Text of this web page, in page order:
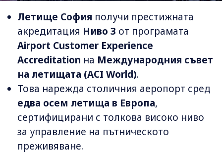
Летище София получи престижната
акредитация Ниво 3 от програмата
Airport Customer Experience
Accreditation на Международния съвет
на летищата (ACI World).
Това нарежда столичния аеропорт сред
едва осем летища в Европа,
сертифицирани с толкова високо ниво
за управление на пътническото
преживяване.